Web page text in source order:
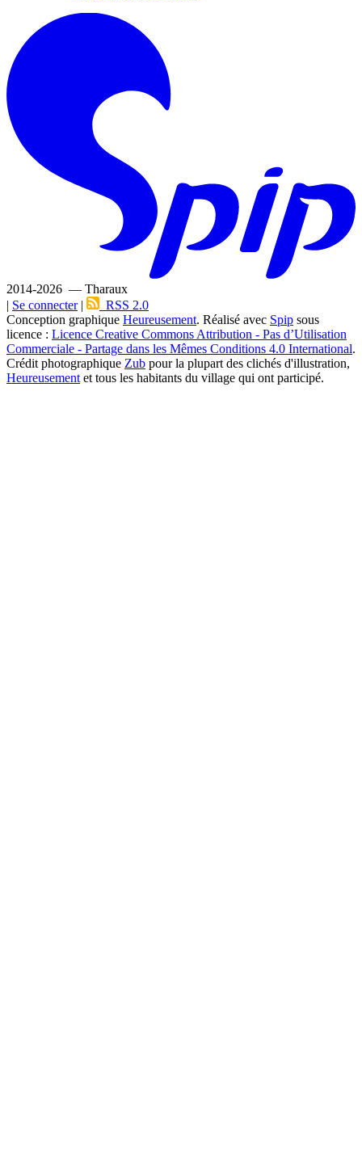
2014-2026 — Tharaux
| Se connecter|
RSS 2.0
Conception graphique Heureusement. Réalisé avec Spip sous
licence : Licence Creative Commons Attribution - Pas d’Utilisation
Commerciale - Partage dans les Mêmes Conditions 4.0 International.
Crédit photographique Zub pour la plupart des clichés d'illustration,
Heureusement et tous les habitants du village qui ont participé.